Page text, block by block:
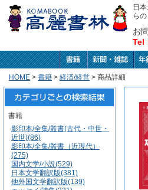
日
ら
お
Tel
HOME > 書籍 > 経済/経営 > 商品詳細
書籍
影印本/全集/叢書(古代・中世・
近世)(86)
影印本/全集/叢書（近現代）
(275)
国内文学/小説(529)
日本文学翻訳版(381)
他外国文学翻訳版(139)